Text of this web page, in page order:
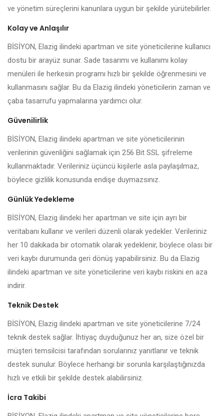
ve yönetim süreçlerini kanunlara uygun bir şekilde yürütebilirler.
Kolay ve Anlaşılır
BİSİYON, Elazig ilindeki apartman ve site yöneticilerine kullanıcı
dostu bir arayüz sunar. Sade tasarımı ve kullanımı kolay
menüleri ile herkesin programı hızlı bir şekilde öğrenmesini ve
kullanmasını sağlar. Bu da Elazig ilindeki yöneticilerin zaman ve
çaba tasarrufu yapmalarına yardımcı olur.
Güvenilirlik
BİSİYON, Elazig ilindeki apartman ve site yöneticilerinin
verilerinin güvenliğini sağlamak için 256 Bit SSL şifreleme
kullanmaktadır. Verileriniz üçüncü kişilerle asla paylaşılmaz,
böylece gizlilik konusunda endişe duymazsınız.
Günlük Yedekleme
BİSİYON, Elazig ilindeki her apartman ve site için ayrı bir
veritabanı kullanır ve verileri düzenli olarak yedekler. Verileriniz
her 10 dakikada bir otomatik olarak yedeklenir, böylece olası bir
veri kaybı durumunda geri dönüş yapabilirsiniz. Bu da Elazig
ilindeki apartman ve site yöneticilerine veri kaybı riskini en aza
indirir.
Teknik Destek
BİSİYON, Elazig ilindeki apartman ve site yöneticilerine 7/24
teknik destek sağlar. İhtiyaç duyduğunuz her an, size özel bir
müşteri temsilcisi tarafından sorularınız yanıtlanır ve teknik
destek sunulur. Böylece herhangi bir sorunla karşılaştığınızda
hızlı ve etkili bir şekilde destek alabilirsiniz.
İcra Takibi